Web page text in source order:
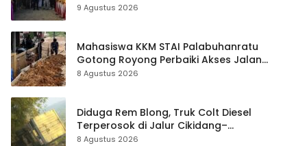
9 Agustus 2026
Mahasiswa KKM STAI Palabuhanratu
Gotong Royong Perbaiki Akses Jalan
Majelis Ta’lim di Sagaranten
8 Agustus 2026
Diduga Rem Blong, Truk Colt Diesel
Terperosok di Jalur Cikidang–
Palabuhanratu
8 Agustus 2026